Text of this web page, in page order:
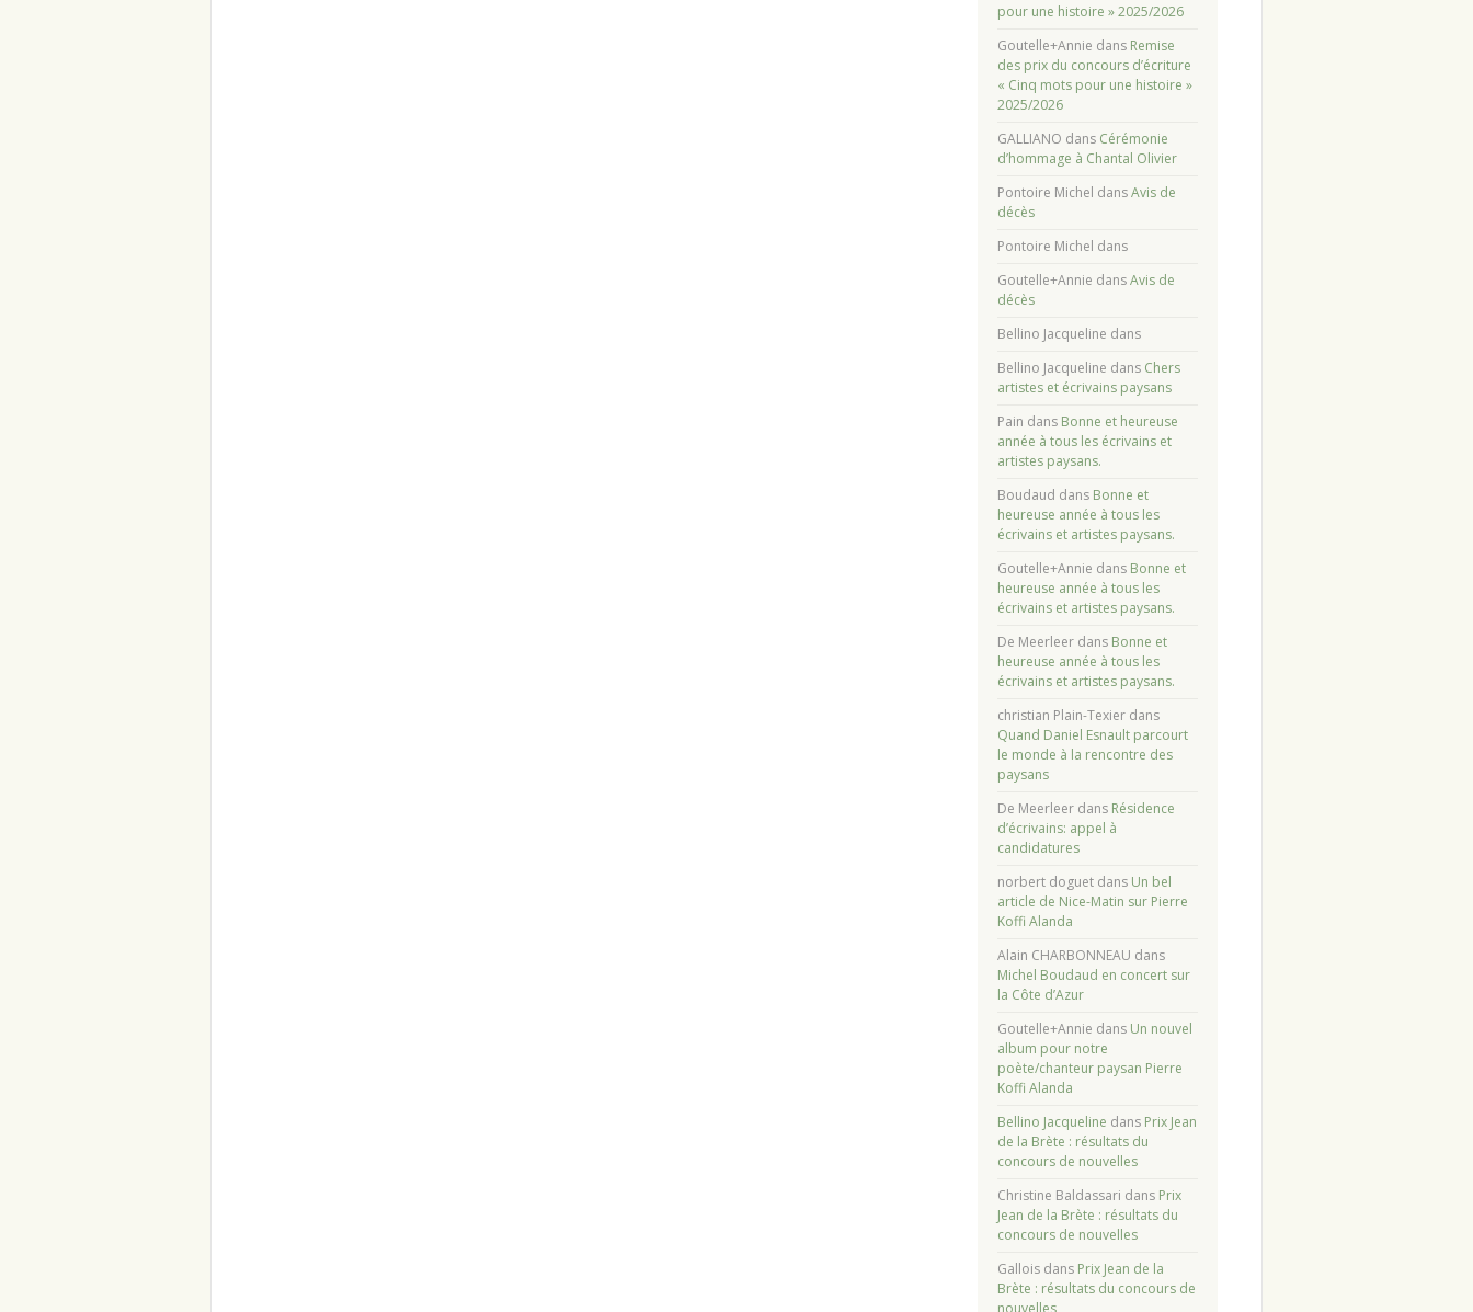
pour une histoire » 2025/2026
Goutelle+Annie dans Remise
des prix du concours d’écriture
« Cinq mots pour une histoire »
2025/2026
GALLIANO dans Cérémonie
d’hommage à Chantal Olivier
Pontoire Michel dansAvis de
décès
Pontoire Michel dans
Goutelle+Annie dansAvis de
décès
Bellino Jacqueline dans
Bellino Jacqueline dans Chers
artistes et écrivains paysans
Pain dans Bonne et heureuse
année à tous les écrivains et
artistes paysans.
Boudaud dans Bonne et
heureuse année à tous les
écrivains et artistes paysans.
Goutelle+Annie dans Bonne et
heureuse année à tous les
écrivains et artistes paysans.
De Meerleerdans Bonne et
heureuse année à tous les
écrivains et artistes paysans.
christian Plain-Texierdans
Quand Daniel Esnault parcourt
le monde à la rencontre des
paysans
De Meerleerdans Résidence
d’écrivains: appel à
candidatures
norbert doguetdans Un bel
article de Nice-Matin sur Pierre
Koffi Alanda
Alain CHARBONNEAU dans
Michel Boudaud en concert sur
la Côte d’Azur
Goutelle+Annie dans Un nouvel
album pour notre
poète/chanteur paysan Pierre
Koffi Alanda
Bellino Jacqueline dans Prix Jean
de la Brète : résultats du
concours de nouvelles
Christine Baldassari dans Prix
Jean de la Brète : résultats du
concours de nouvelles
Galloisdans Prix Jean de la
Brète : résultats du concours de